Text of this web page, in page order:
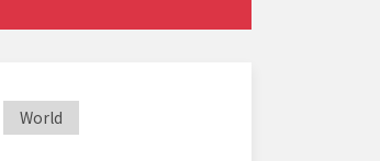
World